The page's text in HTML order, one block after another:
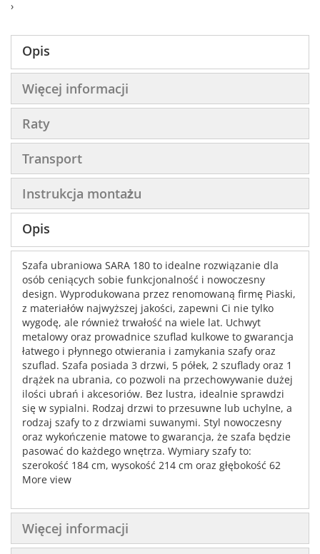
›
Opis
Więcej informacji
Raty
Transport
Instrukcja montażu
Opis
Szafa ubraniowa SARA 180 to idealne rozwiązanie dla
osób ceniących sobie funkcjonalność i nowoczesny
design. Wyprodukowana przez renomowaną firmę Piaski,
z materiałów najwyższej jakości, zapewni Ci nie tylko
wygodę, ale również trwałość na wiele lat. Uchwyt
metalowy oraz prowadnice szuflad kulkowe to gwarancja
łatwego i płynnego otwierania i zamykania szafy oraz
szuflad. Szafa posiada 3 drzwi, 5 półek, 2 szuflady oraz 1
drążek na ubrania, co pozwoli na przechowywanie dużej
ilości ubrań i akcesoriów. Bez lustra, idealnie sprawdzi
się w sypialni. Rodzaj drzwi to przesuwne lub uchylne, a
rodzaj szafy to z drzwiami suwanymi. Styl nowoczesny
oraz wykończenie matowe to gwarancja, że szafa będzie
pasować do każdego wnętrza. Wymiary szafy to:
szerokość 184 cm, wysokość 214 cm oraz głębokość 62
cm. Zamów już dziś i ciesz się piękną i funkcjonalną szafą
More view
Więcej informacji